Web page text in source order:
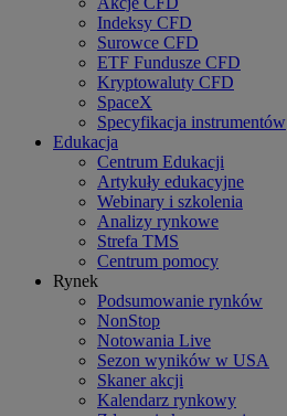
Indeksy CFD
Surowce CFD
ETF Fundusze CFD
Kryptowaluty CFD
SpaceX
Specyfikacja instrumentów
Edukacja
Centrum Edukacji
Artykuły edukacyjne
Webinary i szkolenia
Analizy rynkowe
Strefa TMS
Centrum pomocy
Rynek
Podsumowanie rynków
NonStop
Notowania Live
Sezon wyników w USA
Skaner akcji
Kalendarz rynkowy